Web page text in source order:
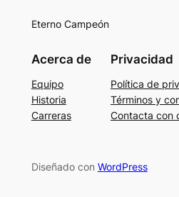
Eterno Campeón
Acerca de
Equipo
Historia
Carreras
Privacidad
Política de
Términos y
Contacta con
Diseñado con WordPress